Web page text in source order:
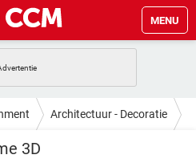
MENU
WINDOWS 10
CORONAVIRUS
GAMES
Architectuur - Decoratie
3D